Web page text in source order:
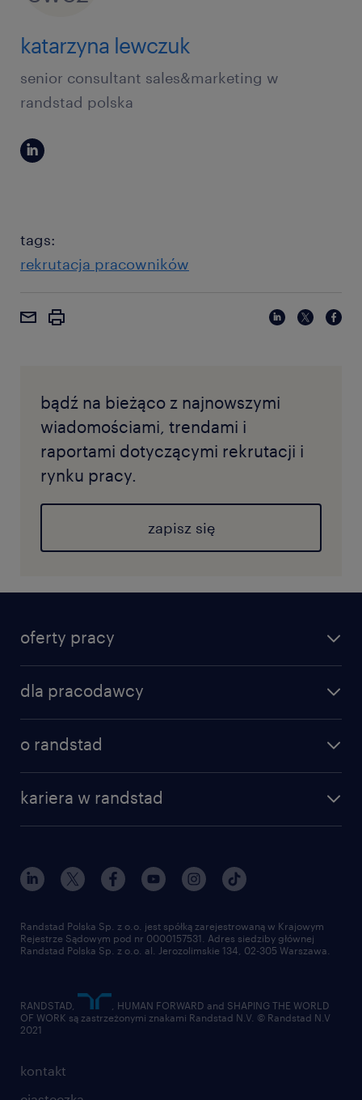
katarzyna lewczuk
senior consultant sales&marketing w
randstad polska
tags:
rekrutacja pracowników
bądź na bieżąco z najnowszymi
wiadomościami, trendami i
raportami dotyczącymi rekrutacji i
rynku pracy.
zapisz się
oferty pracy
dla pracodawcy
o randstad
kariera w randstad
kontakt
Randstad Polska Sp. z o.o. jest spółką zarejestrowaną w Krajowym
Rejestrze Sądowym pod nr 0000157531. Adres siedziby głównej
Randstad Polska Sp. z o.o. al. Jerozolimskie 134, 02-305 Warszawa.
RANDSTAD,
, HUMAN FORWARD and SHAPING THE WORLD
OF WORK są zastrzeżonymi znakami Randstad N.V. © Randstad N.V
2021